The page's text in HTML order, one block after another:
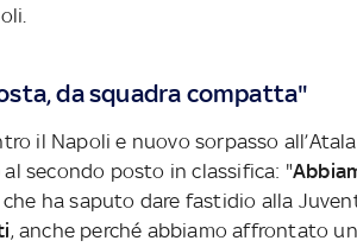
da squadra compatta"
il Napoli e nuovo sorpasso
secondo posto in classifica: "
che ha saputo dare fastidio alla
, anche perché abbiamo affrontato